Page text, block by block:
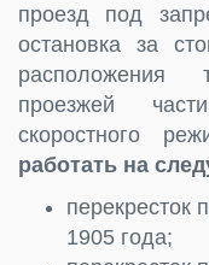
проезд под
остановка за
расположения
проезжей
скоростного
работать на
перекресток
1905 года;